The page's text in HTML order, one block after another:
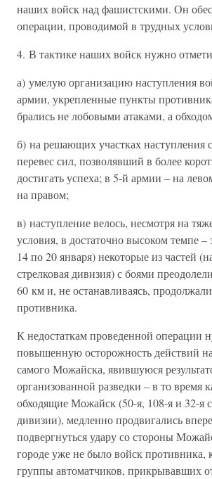
наших войск над фашистскими. Он
операции, проводимой в трудных
4. В тактике наших войск нужно
а) умелую организацию наступления
армии, укрепленные пункты
брались не лобовыми атаками, а
б) на решающих участках наступления
перевес сил, позволявший в более
достигать успеха; в 5-й армии – на
на правом;
в) наступление велось, несмотря на
условия, в достаточно высоком темпе –
14 по 20 января) некоторые из частей
стрелковая дивизия) с боями
60 км и, не останавливаясь,
противника.
К недостаткам проведенной операции
повышенную осторожность действий
самого Можайска, явившуюся
организованной разведки – в то время
обходящие Можайск (50-я, 108-я и 32-я
дивизии), медленно продвигались
подвергнуться удару со стороны
городе уже не было войск противника,
группы автоматчиков, прикрывавших